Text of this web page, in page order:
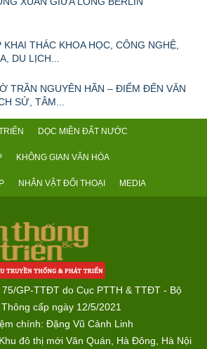
KHAI THÁC KHOA HỌC, CÔNG NGHỆ,
DU LỊCH...
TRẦN NGUYÊN HÃN – ĐIỂM ĐẾN VĂN
SỬ, TÂM...
DỌC MIỀN ĐẤT NƯỚC
KHÔNG GIAN VĂN HÓA
NHÂN VẬT ĐỐI THOẠI MEDIA
GP-TTĐT do Cục PTTH & TTĐT - Bộ
cấp ngày 12/5/2021
chính: Đặng Vũ Cảnh Linh
đô thị mới Văn Quán, Hà Đông, Hà Nội